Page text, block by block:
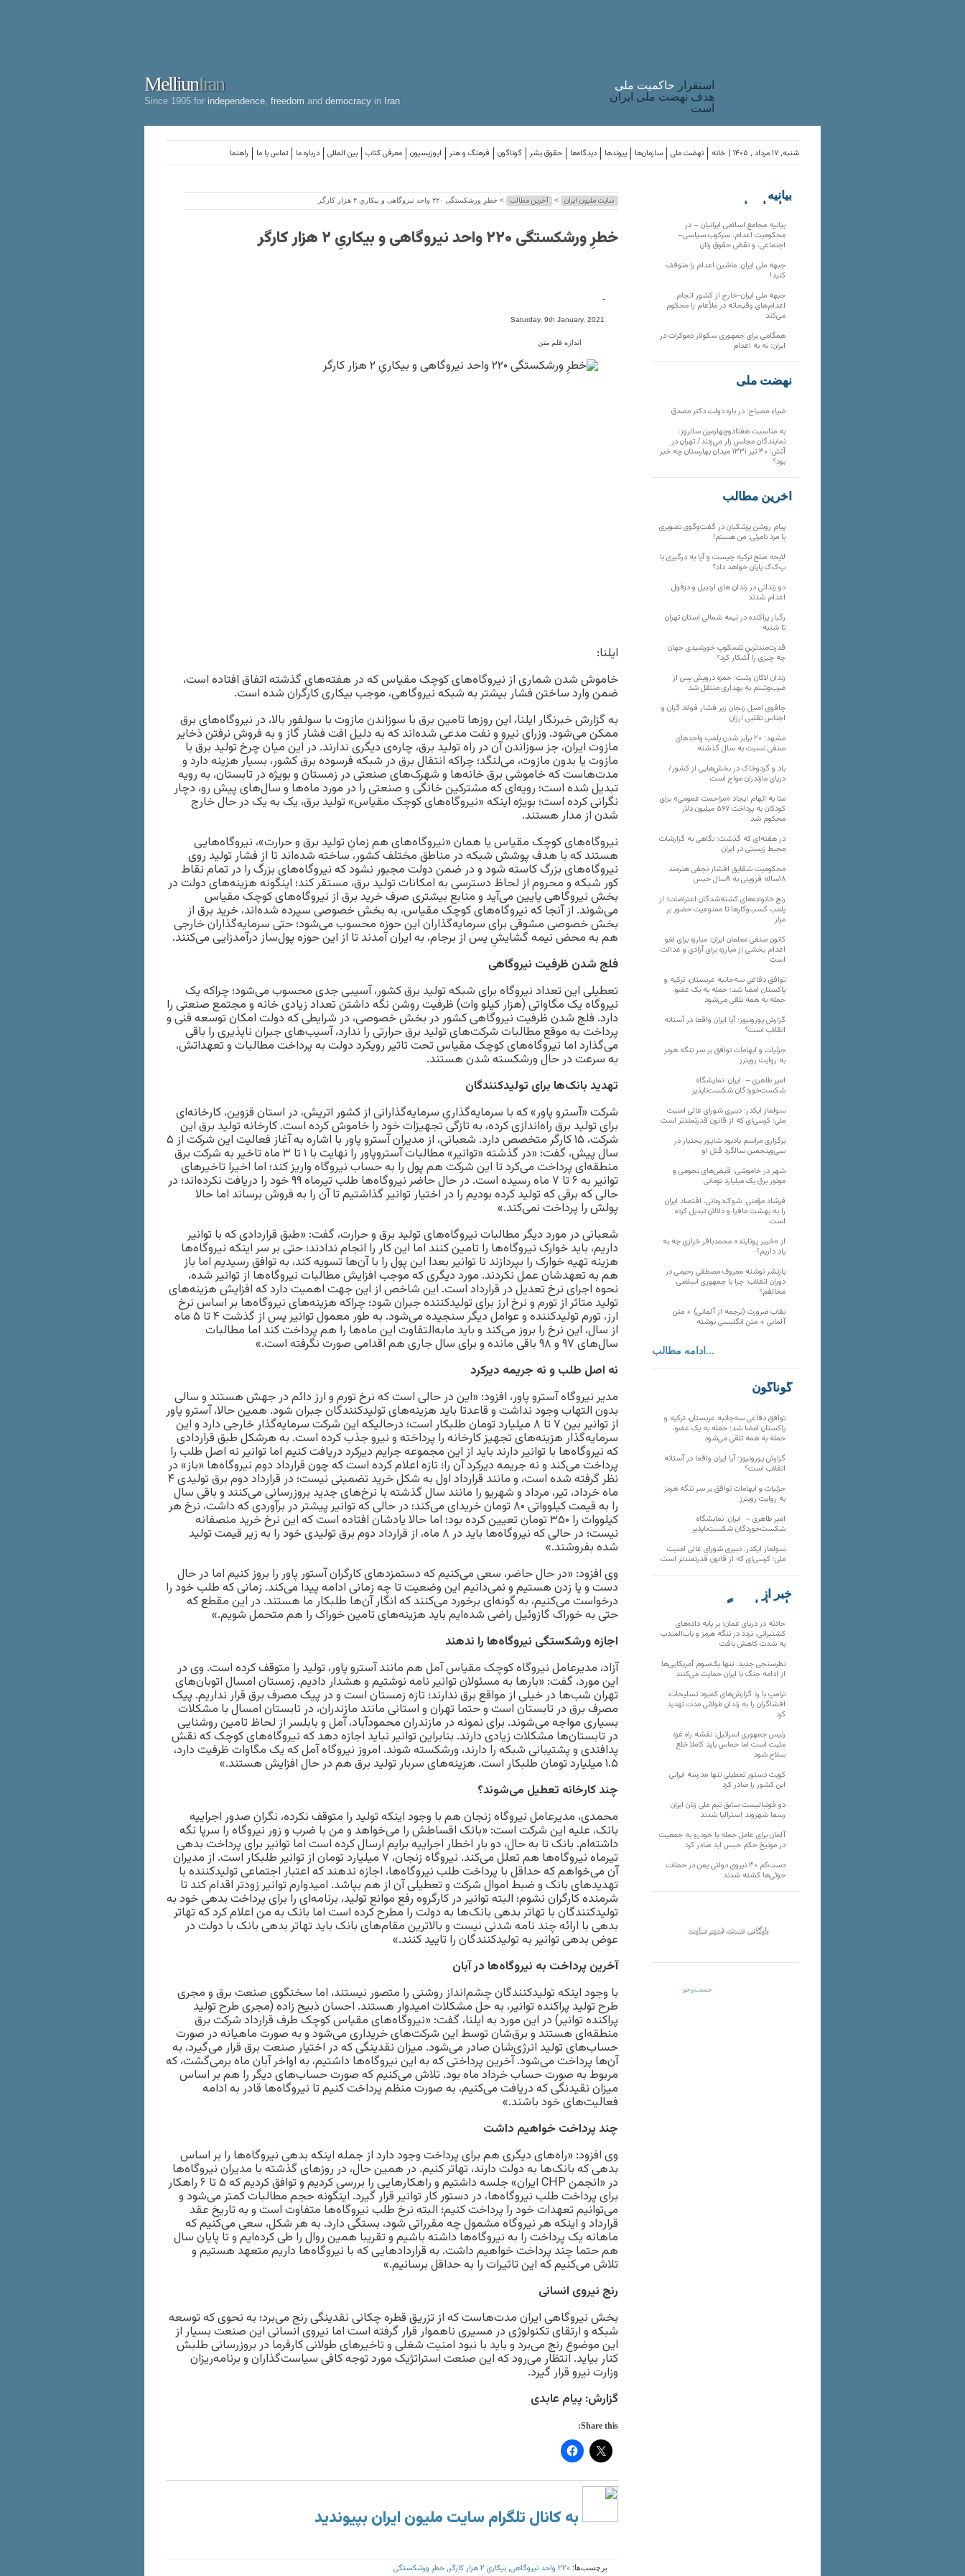
MelliunIran
Since 1905 for independence freedom and democracy in Iran
استقرار حاکميت ملی
هدف نهضت ملی ایران
است
راهنما تماس با ما درباره ما بین المللی معرفی کتاب اپوزیسیون فرهنگ و هنر گوناگون حقوق بشر دیدگاه‌ها پیوندها سازمان‌ها نهضت ملی خانه شنبه, ۱۷ مرداد , ۱۴۰۵ |
سایت ملیون ایران > آخرین مطالب > خطرِ ورشکستگی ۲۲۰ واحد نیروگاهی و بیکاریِ ۲ هزار کارگر
خطرِ ورشکستگی ۲۲۰ واحد نیروگاهی و بیکاریِ ۲ هزار کارگر
-
Saturday, 9th January, 2021
اندازه قلم متن
ایلنا:
خاموش شدن شماری از نیروگاه‌های کوچک مقیاس که در هفته‌های گذشته اتفاق افتاده است،
ضمن وارد ساختن فشار بیشتر به شبکه نیروگاهی، موجب بیکاری کارگران شده است.
به گزارش خبرنگار ایلنا، این روزها تامین برق با سوزاندن مازوت با سولفور بالا، در نیروگاه‌های برق
ممکن می‌شود. وزرای نیرو و نفت مدعی شده‌اند که به دلیل افت فشار گاز و به فروش نرفتن ذخایر
مازوت ایران، جز سوزاندن آن در راه تولید برق، چاره‌ی دیگری ندارند. در این میان چرخ تولید برق با
مازوت یا بدون مازوت، می‌لنگد؛ چراکه انتقال برق در شبکه فرسوده برق کشور، بسیار هزینه دارد و
مدت‌هاست که خاموشی برق خانه‌ها و شهرک‌های صنعتی در زمستان و بویژه در تابستان، به رویه
تبدیل شده است؛ رویه‌ای که مشترکین خانگی و صنعتی را در مورد ماه‌ها و سال‌های پیش رو، دچار
نگرانی کرده است؛ بویژه اینکه «نیروگاه‌های کوچک مقیاس» تولید برق، یک به یک در حال خارج
شدن از مدار هستند.
نیروگاه‌های کوچک مقیاس یا همان «نیروگاه‌های هم زمانِ تولید برق و حرارت»، نیروگاه‌هایی
هستند که با هدف پوشش شبکه در مناطق مختلف کشور، ساخته شده‌اند تا از فشار تولید روی
نیروگاه‌های بزرگ کاسته شود و در ضمن دولت مجبور نشود که نیروگاه‌های بزرگ را در تمام نقاط
کور شبکه و محروم از لحاظ دسترسی به امکانات تولید برق، مستقر کند؛ اینگونه هزینه‌های دولت در
بخش نیروگاهی پایین می‌آید و منابع بیشتری صرف خرید برق از نیروگاه‌های کوچک مقیاس
می‌شوند. از آنجا که نیروگاه‌های کوچک مقیاس، به بخش خصوصی سپرده شده‌اند، خرید برق از
بخش خصوصی مشوقی برای سرمایه‌گذاران این حوزه محسوب می‌شود؛ حتی سرمایه‌گذاران خارجی
هم به محض نیمه گشایشِ پس از برجام، به ایران آمدند تا از این حوزه پول‌ساز درآمدزایی می‌کنند.
فلج شدن ظرفیت نیروگاهی
تعطیلی این تعداد نیروگاه برای شبکه تولید برق کشور، آسیبی جدی محسوب می‌شود؛ چراکه یک
نیروگاه یک مگاواتی (هزار کیلو وات) ظرفیت روشن نگه داشتن تعداد زیادی خانه و مجتمع صنعتی را
دارد. فلج شدن ظرفیت نیروگاهی کشور در بخش خصوصی، در شرایطی که دولت امکان توسعه فنی و
پرداخت به موقع مطالبات شرکت‌های تولید برق حرارتی را ندارد، آسیب‌های جبران ناپذیری را باقی
می‌گذارد اما نیروگاه‌های کوچک مقیاس تحت تاثیر رویکرد دولت به پرداخت مطالبات و تعهداتش،
به سرعت در حال ورشکسته شدن هستند.
تهدید بانک‌ها برای تولیدکنندگان
شرکت «آسترو پاور» که با سرمایه‌گذاریِ سرمایه‌گذارانی از کشور اتریش، در استان قزوین، کارخانه‌ای
برای تولید برق راه‌اندازی کرده، به تازگی تجهیزات خود را خاموش کرده است. کارخانه تولید برق این
شرکت، ۱۵ کارگر متخصص دارد. شعبانی، از مدیران آسترو پاور با اشاره به آغاز فعالیت این شرکت از ۵
سال پیش، گفت: «در گذشته «توانیر» مطالبات آستروپاور را نهایت با ۱ تا ۳ ماه تاخیر به شرکت برق
منطقه‌ای پرداخت می‌کرد تا این شرکت هم پول را به حساب نیروگاه واریز کند؛ اما اخیرا تاخیرهای
توانیر به ۶ تا ۷ ماه رسیده است. در حال حاضر نیروگاه‌ها طلب تیرماه ۹۹ خود را دریافت نکرده‌اند؛ در
حالی که برقی که تولید کرده بودیم را در اختیار توانیر گذاشتیم تا آن را به فروش برساند اما حالا
پولش را پرداخت نمی‌کند.»
شعبانی در مورد دیگر مطالبات نیروگاه‌های تولید برق و حرارت، گفت: «طبق قراردادی که با توانیر
داریم، باید خوارک نیروگاه‌ها را تامین کنند اما این کار را انجام ندادند؛ حتی بر سر اینکه نیروگاه‌ها
هزینه تهیه خوارک را بپردازند تا توانیر بعدا این پول را با آن‌ها تسویه کند، به توافق رسیدیم اما باز
هم به تعهدشان عمل نکردند. مورد دیگری که موجب افزایش مطالبات نیروگاه‌ها از توانیر شده،
نحوه اجرای نرخ تعدیل در قرارداد است. این شاخص از این جهت اهمیت دارد که افزایش هزینه‌های
تولید متاثر از تورم و نرخ ارز برای تولیدکننده جبران شود؛ چراکه هزینه‌های نیروگاه‌ها بر اساس نرخ
ارز، تورم تولیدکننده و عوامل دیگر سنجیده می‌شود. به طور معمول توانیر پس از گذشت ۴ تا ۵ ماه
از سال، این نرخ را بروز می‌کند و باید مابه‌التفاوت این ماه‌ها را هم پرداخت کند اما مطالبات
سال‌های ۹۷ و ۹۸ باقی مانده و برای سال جاری هم اقدامی صورت نگرفته است.»
نه اصل طلب و نه جریمه دیرکرد
مدیر نیروگاه آسترو پاور، افزود: «این در حالی است که نرخ تورم و ارز دائم در جهش هستند و سالی
بدون التهاب وجود نداشت و قاعدتا باید هزینه‌های تولیدکنندگان جبران شود. همین حالا، آسترو پاور
از توانیر بین ۷ تا ۸ میلیارد تومان طلبکار است؛ درحالیکه این شرکت سرمایه‌گذار خارجی دارد و این
سرمایه‌گذار هزینه‌های تجهیز کارخانه را پرداخته و نیرو جذب کرده است. به هرشکل طبق قراردادی
که نیروگاه‌ها با توانیر دارند باید از این مجموعه جرایم دیرکرد دریافت کنیم اما توانیر نه اصل طلب را
پرداخت می‌کند و نه جریمه دیرکرد آن را؛ تازه اعلام کرده است که چون قرارداد دوم نیروگاه‌ها «باز» در
نظر گرفته شده است، و مانند قرارداد اول به شکل خرید تضمینی نیست؛ در قرارداد دوم برق تولیدی ۴
ماه خرداد، تیر، مرداد و شهریو را مانند سال گذشته با نرخ‌های جدید بروزرسانی می‌کنند و باقی سال
را به قیمت کیلوواتی ۸۰ تومان خریدای می‌کند؛ در حالی که توانیر پیشتر در برآوردی که داشت، نرخ هر
کیلووات را ۳۵۰ تومان تعیین کرده بود؛ اما حالا یادشان افتاده است که این نرخ خرید منصفانه
نیست؛ در حالی که نیروگاه‌ها باید در ۸ ماه، از قرارداد دوم برق تولیدی خود را به زیر قیمت تولید
شده بفروشند.»
وی افزود: «در حال حاضر، سعی می‌کنیم که دستمزدهای کارگران آستور پاور را بروز کنیم اما در حال
دست و پا زدن هستیم و نمی‌دانیم این وضعیت تا چه زمانی ادامه پیدا می‌کند. زمانی که طلب خود را
درخواست می‌کنیم، به گونه‌ای برخورد می‌کنند که انگار آن‌ها طلبکار ما هستند. در این مقطع که
حتی به خوراک گازوئیل راضی شده‌ایم باید هزینه‌های تامین خوراک را هم متحمل شویم.»
اجازه ورشکستگی نیروگاه‌ها را ندهند
آزاد، مدیرعامل نیروگاه کوچک مقیاس آمل هم مانند آسترو پاور، تولید را متوقف کرده است. وی در
این مورد، گفت: «بارها به مسئولان توانیر نامه نوشتیم و هشدار دادیم. زمستان امسال اتوبان‌های
تهران شب‌ها در خیلی از مواقع برق ندارند؛ تازه زمستان است و در پیک مصرف برق قرار نداریم. پیک
مصرف برق در تابستان است و حتما تهران و استانی مانند مازندران، در تابستان امسال با مشکلات
بسیاری مواجه می‌شوند. برای نمونه در مازندران محمودآباد، آمل و بابلسر از لحاظ تامین روشنایی
در تابستان‌ها مشکلات زیادی دارند. بنابراین توانیر نباید اجازه دهد که نیروگاه‌های کوچک که نقش
پدافندی و پشتیبانی شبکه را دارند، ورشکسته شوند. امروز نیروگاه آمل که یک مگاوات ظرفیت دارد،
۱.۵ میلیارد تومان طلبکار است. هزینه‌های سربار تولید برق هم در حال افزایش هستند.»
چند کارخانه تعطیل می‌شوند؟
محمدی، مدیرعامل نیروگاه زنجان هم با وجود اینکه تولید را متوقف نکرده، نگرانِ صدور اجراییه
بانک، علیه این شرکت است: «بانک اقساطش را می‌خواهد و من با ضرب و زور نیروگاه را سرپا نگه
داشته‌ام. بانک تا به حال، دو بار اخطار اجراییه برایم ارسال کرده است اما توانیر برای پرداخت بدهی
تیرماه نیروگاه‌ها هم تعلل می‌کند. نیروگاه زنجان، ۷ میلیارد تومان از توانیر طلبکار است. از مدیران
آن می‌خواهم که حداقل با پرداخت طلب نیروگاه‌ها، اجازه ندهند که اعتبار اجتماعی تولیدکننده با
تهدیدهای بانک و ضبط اموال شرکت و تعطیلی آن از هم بپاشد. امیدوارم توانیر زودتر اقدام کند تا
شرمنده کارگران نشوم؛ البته توانیر در کارگروه رفع موانع تولید، برنامه‌ای را برای پرداخت بدهی خود به
تولیدکنندگان با تهاتر بدهی بانک‌ها به دولت را مطرح کرده است اما بانک به من اعلام کرد که تهاتر
بدهی با ارائه چند نامه شدنی نیست و بالاترین مقام‌های بانک باید تهاتر بدهی بانک با دولت در
عوض بدهی توانیر به تولیدکنندگان را تایید کنند.»
آخرین پرداخت به نیروگاه‌ها در آبان
با وجود اینکه تولیدکنندگان چشم‌انداز روشنی را متصور نیستند، اما سخنگوی صنعت برق و مجری
طرح تولید پراکنده توانیر، به حل مشکلات امیدوار هستند. احسان ذبیح زاده (مجری طرح تولید
پراکنده توانیر) در این مورد به ایلنا، گفت: «نیروگاه‌های مقیاس کوچک طرف قرارداد شرکت برق
منطقه‌ای هستند و برق‌شان توسط این شرکت‌های خریداری می‌شود و به صورت ماهیانه در صورت
حساب‌های تولید انرژی‌شان صادر می‌شود. میزان نقدینگی که در اختیار صنعت برق قرار می‌گیرد، به
آن‌ها پرداخت می‌شود. آخرین پرداختی که به این نیروگاه‌ها داشتیم، به اواخر آبان ماه برمی‌گشت، که
مربوط به صورت حساب خرداد ماه بود. تلاش می‌کنیم که صورت حساب‌های دیگر را هم بر اساس
میزان نقیدنگی که دریافت می‌کنیم، به صورت منظم پرداخت کنیم تا نیروگاه‌ها قادر به ادامه
فعالیت‌های خود باشند.»
چند پرداخت خواهیم داشت
وی افزود: «راه‌های دیگری هم برای پرداخت وجود دارد از جمله اینکه بدهی نیروگاه‌ها را بر اساس
بدهی که بانک‌ها به دولت دارند، تهاتر کنیم. در همین حال، در روزهای گذشته با مدیران نیروگاه‌ها
در «انجمن CHP ایران» جلسه داشتیم و راهکارهایی را بررسی کردیم و توافق کردیم که ۵ تا ۶ راهکار
برای پرداخت طلب نیروگاه‌ها، در دستور کار توانیر قرار گیرد. اینگونه حجم مطالبات کمتر می‌شود و
می‌توانیم تعهدات خود را پرداخت کنیم؛ البته نرخ طلب نیروگاه‌ها متفاوت است و به تاریخ عقد
قرارداد و اینکه هر نیروگاه مشمول چه مقرراتی شود، بستگی دارد. به هر شکل، سعی می‌کنیم که
ماهانه یک پرداخت را به نیروگاه‌ها داشته باشیم و تقریبا همین روال را طی کرده‌ایم و تا پایان سال
هم حتما چند پرداخت خواهیم داشت. به قراردادهایی که با نیروگاه‌ها داریم متعهد هستیم و
تلاش می‌کنیم که این تاثیرات را به حداقل برسانیم.»
رنج نیروی انسانی
بخش نیروگاهی ایران مدت‌هاست که از تزریق قطره چکانی نقدینگی رنج می‌برد؛ به نحوی که توسعه
شبکه و ارتقای تکنولوژی در مسیری ناهموار قرار گرفته است اما نیروی انسانی این صنعت بسیار از
این موضوع رنج می‌برد و باید با نبود امنیت شغلی و تاخیرهای طولانی کارفرما در بروزرسانی طلبش
کنار بیاید. انتظار می‌رود که این صنعت استراتژیک مورد توجه کافی سیاست‌گذاران و برنامه‌ریزان
وزارت نیرو قرار گیرد.
گزارش: پیام عابدی
Share this:
به کانال تلگرام سایت ملیون ایران بپیوندید
برچسب‌ها: ۲۲۰ واحد نیروگاهی بیکاریِ ۲ هزار کارگر خطرِ ورشکستگی
بیانیه
سازمان‌های
بیانیه مجامع اسلامی ایرانیان – در
محکومیت اعدام، سرکوب سیاسی–
اجتماعی، و نقض حقوق زنان
جبهه ملی ایران: ماشین اعدام را متوقف
کنید!
جبهه ملی ایران-خارج از کشور انجام
اعدام‌های وقیحانه در ملأِعام را محکوم
می‌کند
همگامی برای جمهوری سکولار دموکرات در
ایران: نه به اعدام
نهضت ملی
ضیاء مصباح: در باره دولت دکتر مصدق
به مناسبت هفتادوچهارمین سالروز:
نمایندگان مجلس زار می‌زدند/ تهران در
آتش؛ ۳۰ تیر ۱۳۳۱ میدان بهارستان چه خبر
بود؟
آخرین مطالب
پیام روشن پزشکیان در گفت‌و‌گوی تصویری
با مرد نامرئی: من هستم!
لایحه صلح ترکیه چیست و آیا به درگیری با
پ‌ک‌ک پایان خواهد داد؟
دو زندانی در زندان های اردبیل و دزفول
اعدام شدند
رگبار پراکنده در نیمه شمالی استان تهران
تا شنبه
قدرت‌مندترین تلسکوپ خورشیدی جهان
چه چیزی را آشکار کرد؟
زندان لاکان رشت؛ حمزه درویش پس از
ضرب‌وشتم به بهداری منتقل شد
چاقوی اصیل زنجان زیر فشار فولاد گران و
اجناس تقلبی ارزان
مشهد؛ ۲۰ برابر شدن پلمب واحدهای
صنفی نسبت به سال گذشته
باد و گردوخاک در بخش‌هایی از کشور/
دریای مازندران مواج است
متا به اتهام ایجاد «مزاحمت عمومی» برای
کودکان به پرداخت ۵۶۷ میلیون دلار
محکوم شد
در هفته‌ای که گذشت؛ نگاهی به گزارشات
محیط زیستی در ایران
محکومیت شقایق افشار نجفی هنرمند
۱۸ساله قزوینی به ۹سال حبس
رنج خانواده‌های کشته‌شدگان اعتراضات؛ از
پلمب کسب‌وکارها تا ممنوعیت حضور بر
مزار
کانون صنفی معلمان ایران: مبارزه برای لغو
اعدام بخشی از مبارزه برای آزادی و عدالت
است
توافق دفاعی سه‌جانبه عربستان، ترکیه و
پاکستان امضا شد؛ حمله به یک عضو،
حمله به همه تلقی می‌شود
گزارش یورونیوز؛ آیا ایران واقعا در آستانه
انقلاب است؟
جزئیات و ابهامات توافق بر سر تنگه هرمز
به روایت رویترز
امیر طاهری – ایران: نمایشگاه
شکست‌خوردگان شکست‌ناپذیر
سولماز ایکدر: دبیری شورای عالی امنیت
ملی؛ کرسی‌ای که از قانون قدرتمندتر است
برگزاری مراسم یادبود شاپور بختیار در
سی‌وپنجمین سالگرد قتل او
شهر در خاموشی؛ قبض‌های نجومی و
موتور برق یک میلیارد تومانی
فرشاد مؤمنی: شوک‌درمانی، اقتصاد ایران
را به بهشت مافیا و دلالان تبدیل کرده
است
از «خیبر یونایتد» محمدباقر خرازی چه به
یاد داریم؟
بازنشر نوشته معروف مصطفی رحیمی در
دوران انقلاب: چرا با جمهوری اسلامی
مخالفم؟
نقاب ضرورت (ترجمه از آلمانی) + متن
آلمانی + متن انگلیسی نوشته
ادامه مطالب...
گوناگون
توافق دفاعی سه‌جانبه عربستان، ترکیه و
پاکستان امضا شد؛ حمله به یک عضو،
حمله به همه تلقی می‌شود
گزارش یورونیوز؛ آیا ایران واقعا در آستانه
انقلاب است؟
جزئیات و ابهامات توافق بر سر تنگه هرمز
به روایت رویترز
امیر طاهری – ایران: نمایشگاه
شکست‌خوردگان شکست‌ناپذیر
سولماز ایکدر: دبیری شورای عالی امنیت
ملی؛ کرسی‌ای که از قانون قدرتمندتر است
خبر از
تارنماهای دیگر
حادثه در دریای عمان؛ بر پایه داده‌های
کشتیرانی، تردد در تنگه هرمز و باب‌المندب
به شدت کاهش یافت
نظرسنجی جدید: تنها یک‌سوم آمریکایی‌ها
از ادامه جنگ با ایران حمایت می‌کنند
ترامپ با رد گزارش‌های کمبود تسلیحات،
افشاگران را به زندان طولانی مدت تهدید
کرد
رئیس‌ جمهوری اسرائیل: نقشه راه غزه
مثبت است اما حماس باید کاملا خلع
سلاح شود
کویت دستور تعطیلی تنها مدرسه ایرانی
این کشور را صادر کرد
دو فوتبالیست سابق تیم ملی زنان ایران
رسما شهروند استرالیا شدند
آلمان برای عامل حمله با خودرو به جمعیت
در مونیخ حکم حبس ابد صادر کرد
دست‌کم ۳۰ نیروی دولتی یمن در حملات
حوثی‌ها کشته شدند
بایگانی نسخه قدیم سایت